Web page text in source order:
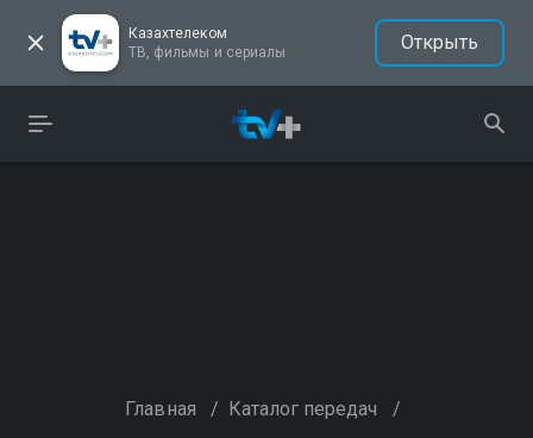
Казахтелеком
ТВ, фильмы и сериалы
Открыть
Главная / Каталог передач /